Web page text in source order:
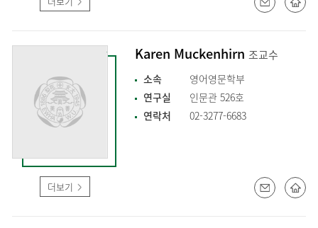
더보기
Karen Muckenhirn 조교수
소속
영어영문학부
연구실
인문관 526호
연락처
02-3277-6683